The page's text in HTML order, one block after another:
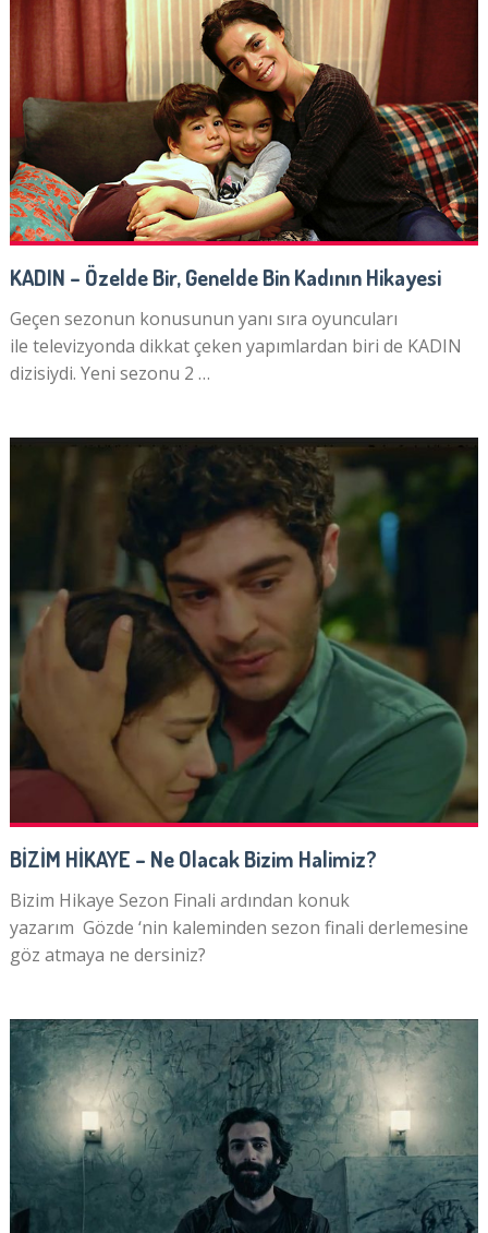
KADIN – Özelde Bir, Genelde Bin Kadının Hikayesi
Geçen sezonun konusunun yanı sıra oyuncuları
ile televizyonda dikkat çeken yapımlardan biri de KADIN
dizisiydi. Yeni sezonu 2 …
BİZİM HİKAYE – Ne Olacak Bizim Halimiz?
Bizim Hikaye Sezon Finali ardından konuk
yazarım Gözde ‘nin kaleminden sezon finali derlemesine
göz atmaya ne dersiniz?